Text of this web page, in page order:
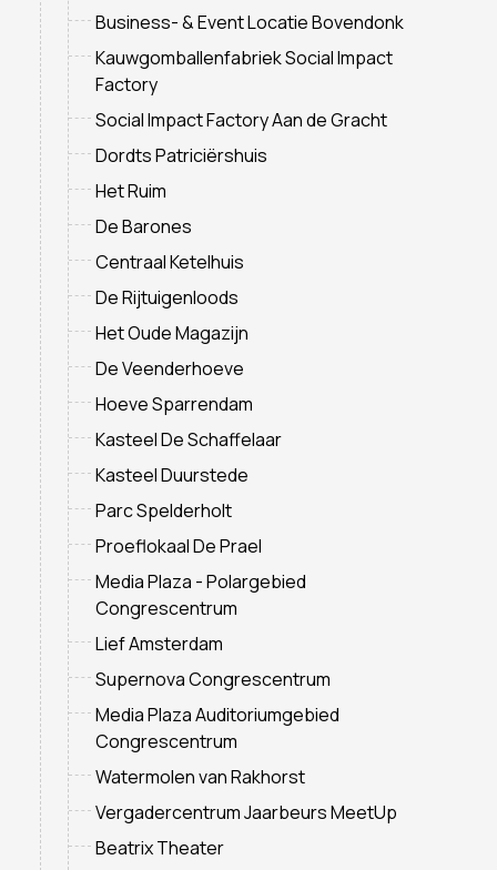
Business- & Event Locatie Bovendonk
Kauwgomballenfabriek Social Impact
Factory
Social Impact Factory Aan de Gracht
Dordts Patriciërshuis
Het Ruim
De Barones
Centraal Ketelhuis
De Rijtuigenloods
Het Oude Magazijn
De Veenderhoeve
Hoeve Sparrendam
Kasteel De Schaffelaar
Kasteel Duurstede
Parc Spelderholt
Proeflokaal De Prael
Media Plaza - Polargebied
Congrescentrum
Lief Amsterdam
Supernova Congrescentrum
Media Plaza Auditoriumgebied
Congrescentrum
Watermolen van Rakhorst
Vergadercentrum Jaarbeurs MeetUp
Beatrix Theater